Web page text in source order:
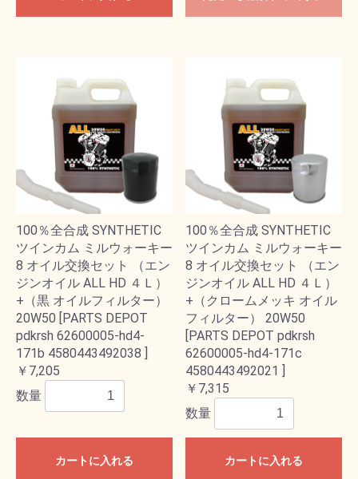
100％全合成 SYNTHETIC
ツインカム ミルウォーキー
8 オイル交換セット （エン
ジンオイル ALL HD ４Ｌ）
+（黒 オイルフィルター）
20W50 [PARTS DEPOT
pdkrsh 62600005-hd4-
171b 4580443492038 ]
￥7,205
数量
カートに入れる
100％全合成 SYNTHETIC
ツインカム ミルウォーキー
8 オイル交換セット （エン
ジンオイル ALL HD ４Ｌ）
+（クロームメッキ オイル
フィルター） 20W50
[PARTS DEPOT pdkrsh
62600005-hd4-171c
4580443492021 ]
￥7,315
数量
カートに入れる